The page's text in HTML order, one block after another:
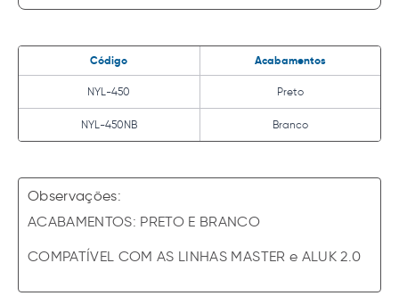
Código Acabamentos
NYL-450 Preto
NYL-450NB Branco
Observações:
ACABAMENTOS: PRETO E BRANCO
COMPATÍVEL COM AS LINHAS MASTER e ALUK 2.0